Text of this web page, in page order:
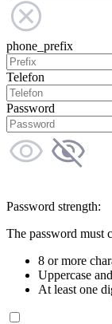
phone_prefix
Telefon
Password
Password strength:
The password must
8 or more
Uppercase
At least one